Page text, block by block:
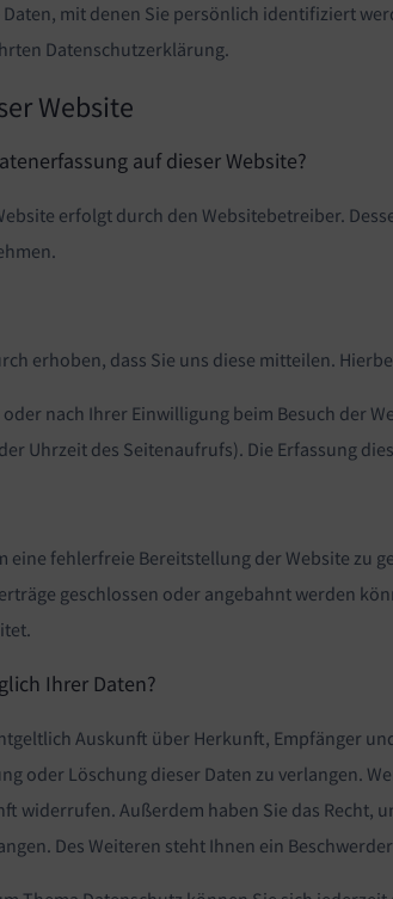
mit denen Sie persönlich identifiziert
Datenschutzerklärung.
Website
auf dieser Website?
erfolgt durch den Websitebetreiber.
erhoben, dass Sie uns diese mitteilen.
nach Ihrer Einwilligung beim Besuch der
Uhrzeit des Seitenaufrufs). Die Erfassung
eine fehlerfreie Bereitstellung der Website zu
geschlossen oder angebahnt werden
Ihrer Daten?
Auskunft über Herkunft, Empfänger
oder Löschung dieser Daten zu verlangen.
widerrufen. Außerdem haben Sie das Recht,
Des Weiteren steht Ihnen ein